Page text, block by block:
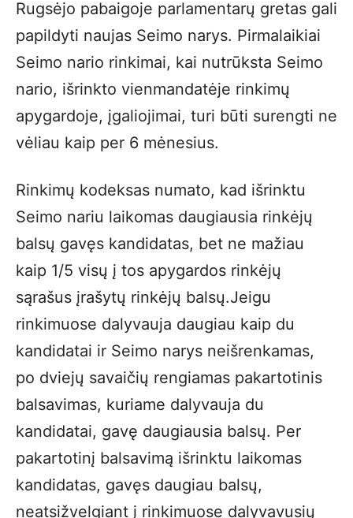
Rugsėjo pabaigoje parlamentarų gretas gali
papildyti naujas Seimo narys. Pirmalaikiai
Seimo nario rinkimai, kai nutrūksta Seimo
nario, išrinkto vienmandatėje rinkimų
apygardoje, įgaliojimai, turi būti surengti ne
vėliau kaip per 6 mėnesius.
Rinkimų kodeksas numato, kad išrinktu
Seimo nariu laikomas daugiausia rinkėjų
balsų gavęs kandidatas, bet ne mažiau
kaip 1/5 visų į tos apygardos rinkėjų
sąrašus įrašytų rinkėjų balsų.Jeigu
rinkimuose dalyvauja daugiau kaip du
kandidatai ir Seimo narys neišrenkamas,
po dviejų savaičių rengiamas pakartotinis
balsavimas, kuriame dalyvauja du
kandidatai, gavę daugiausia balsų. Per
pakartotinį balsavimą išrinktu laikomas
kandidatas, gavęs daugiau balsų,
neatsižvelgiant į rinkimuose dalyvavusių